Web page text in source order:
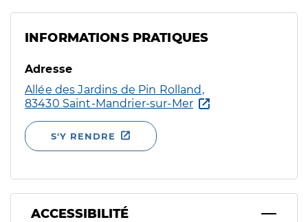
INFORMATIONS PRATIQUES
Adresse
Allée des Jardins de Pin Rolland,
83430 Saint-Mandrier-sur-Mer
S'Y RENDRE
ACCESSIBILITÉ